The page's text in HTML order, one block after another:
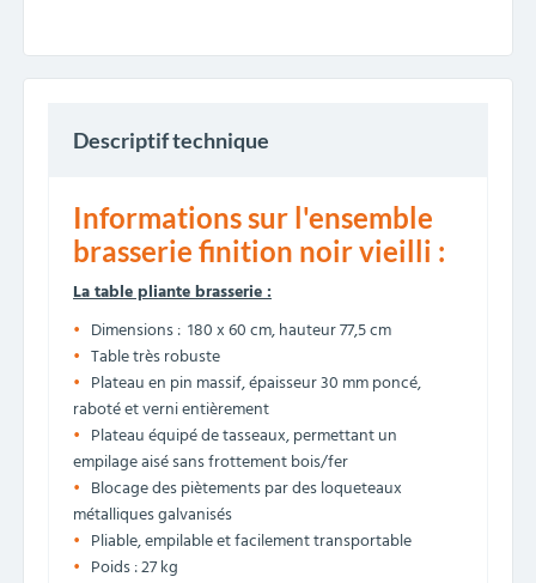
Descriptif technique
Informations sur l'ensemble
brasserie finition noir vieilli :
La table pliante brasserie :
Dimensions : 180 x 60 cm, hauteur 77,5 cm
Table très robuste
Plateau en pin massif, épaisseur 30 mm poncé,
raboté et verni entièrement
Plateau équipé de tasseaux, permettant un
empilage aisé sans frottement bois/fer
Blocage des piètements par des loqueteaux
métalliques galvanisés
Pliable, empilable et facilement transportable
Poids : 27 kg